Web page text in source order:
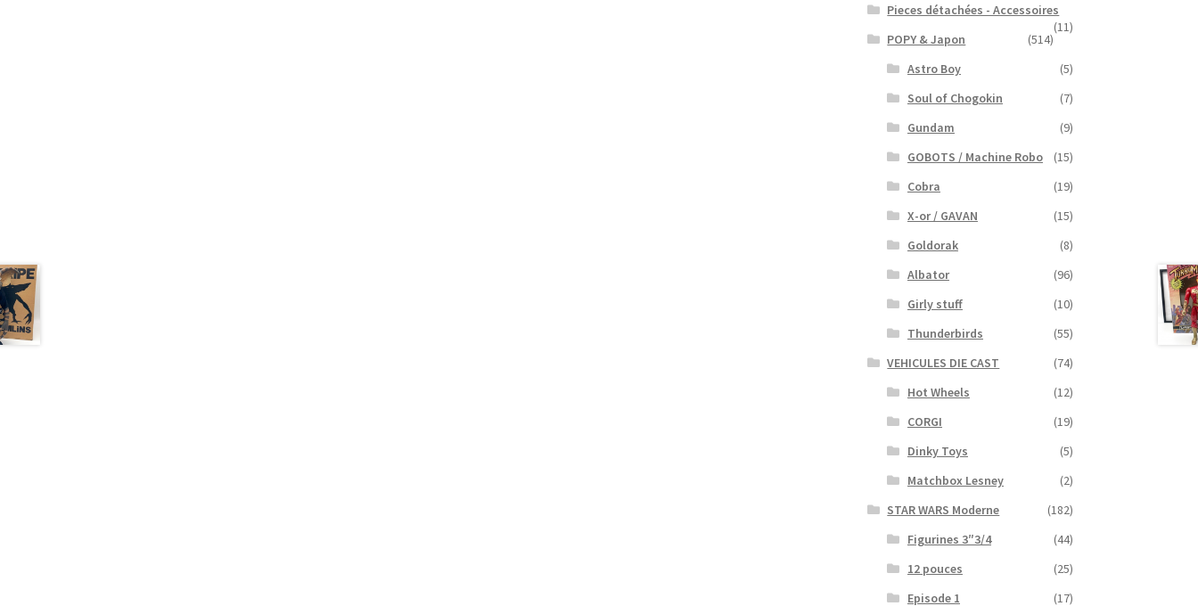
Pieces détachées - Accessoires
(11)
POPY & Japon
(514)
Astro Boy
(5)
Soul of Chogokin
(7)
Gundam
(9)
GOBOTS / Machine Robo
(15)
Cobra
(19)
X-or / GAVAN
(15)
Goldorak
(8)
Albator
(96)
Girly stuff
(10)
Thunderbirds
(55)
VEHICULES DIE CAST
(74)
Hot Wheels
(12)
CORGI
(19)
Dinky Toys
(5)
Matchbox Lesney
(2)
STAR WARS Moderne
(182)
Figurines 3″3/4
(44)
12 pouces
(25)
Episode 1
(17)